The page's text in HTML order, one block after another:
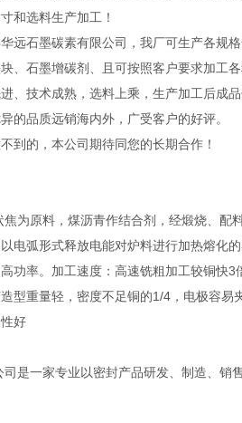
和选料生产加工！
远石墨碳素有限公司，我厂可生产各规
、石墨增碳剂、且可按照客户要求加工
、技术成熟，选料上乘，生产加工后成
的品质远销海内外，广受客户的好评。
到的，本公司期待同您的长期合作！
为原料，煤沥青作结合剂，经煅烧、配
电弧形式释放电能对炉料进行加热熔化
功率。加工速度：高速铣粗加工较铜快
型重量轻，密度不足铜的1/4，电极容易
好
是一家专业以密封产品研发、制造、销